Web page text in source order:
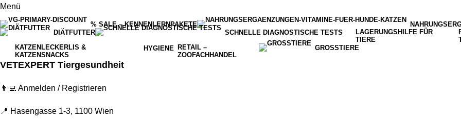
Menü
% SALE – KENNENLERNPAKETE
DIÄTFUTTER
SCHNELLE DIAGNOSTISCHE TESTS
LAGERUNGSHILFE FÜR
TIERE
KATZENLECKERLIS &
KATZENSNACKS
HYGIENE
RETAIL –
ZOOFACHHANDEL
GROSSTIERE
VETEXPERT Tiergesundheit
👨‍💻 Anmelden / Registrieren
📍 Hasengasse 1-3, 1100 Wien